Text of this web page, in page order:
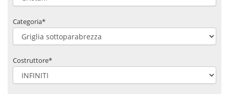
Categoria*
Costruttore*